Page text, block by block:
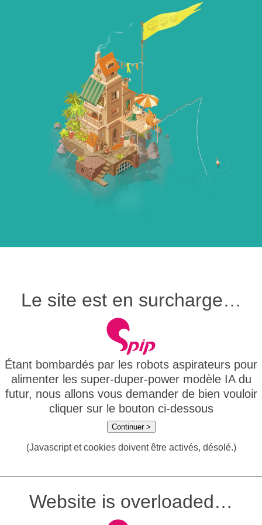
Le site est en surcharge…
Étant bombardés par les robots aspirateurs pour
alimenter les super-duper-power modèle IA du
futur, nous allons vous demander de bien vouloir
cliquer sur le bouton ci-dessous
Continuer >
(Javascript et cookies doivent être activés, désolé.)
Website is overloaded…